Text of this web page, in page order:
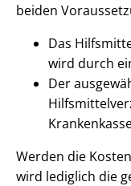
beiden
Das
wird durch
Der
Werden die
wird lediglich die